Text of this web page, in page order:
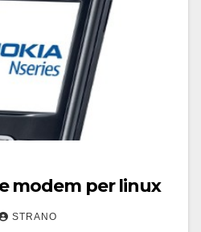
modem per linux
STRANO